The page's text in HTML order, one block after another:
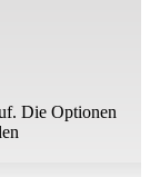
Die Optionen